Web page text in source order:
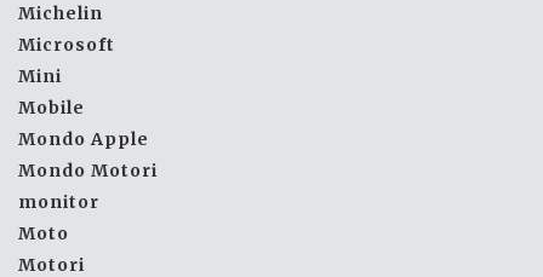
Michelin
Microsoft
Mini
Mobile
Mondo Apple
Mondo Motori
monitor
Moto
Motori